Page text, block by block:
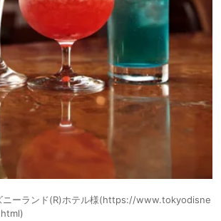
ニーランド(R)ホテル様(https://www.tokyodisne